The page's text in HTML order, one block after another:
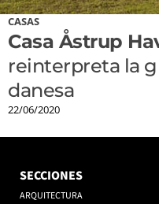
CASAS
Casa Åstrup
reinterpreta la
danesa
22/06/2020
SECCIONES
ARQUITECTURA